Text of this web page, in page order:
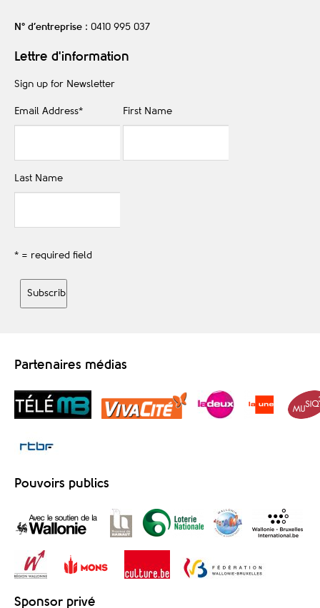
N° d’entreprise : 0410 995 037
Lettre d'information
Sign up for Newsletter
Email Address* First Name
Last Name
* = required field
Partenaires médias
Pouvoirs publics
Sponsor privé